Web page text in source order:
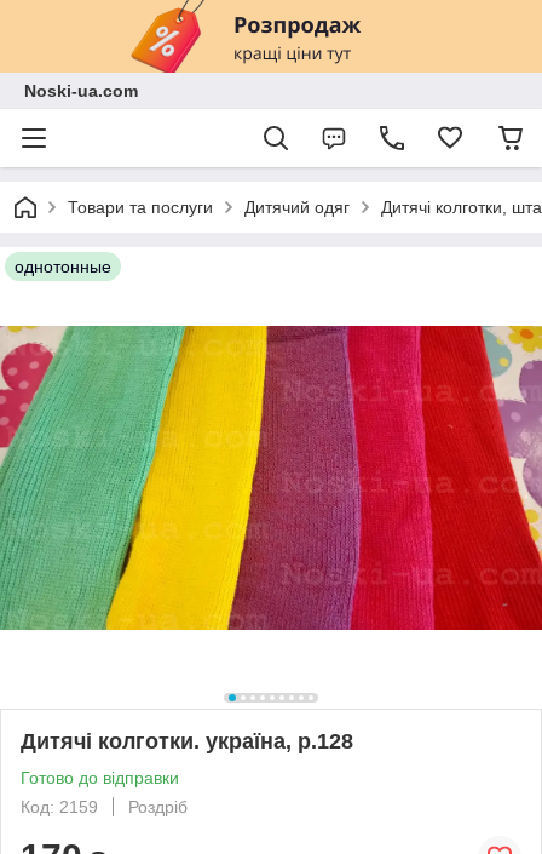
Noski-ua.com
Товари та послуги Дитячий одяг Дитячі колготки,
однотонные
Дитячі колготки. україна, р.128
Готово до відправки
Код: 2159
Роздріб